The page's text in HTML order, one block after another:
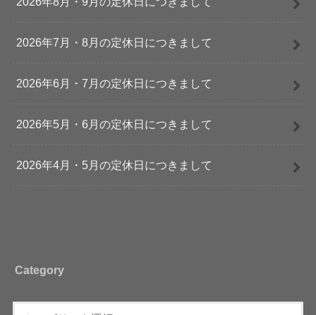
2026年7月・8月の定休日につきまして
2026年6月・7月の定休日につきまして
2026年5月・6月の定休日につきまして
2026年4月・5月の定休日につきまして
Category